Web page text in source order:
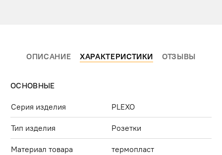
ОПИСАНИЕ ХАРАКТЕРИСТИКИ ОТЗЫВЫ
ОСНОВНЫЕ
Серия изделия PLEXO
Тип изделия Розетки
Материал товара термопласт